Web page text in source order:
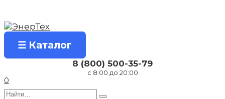
содержанию
☰ Каталог
8 (800) 500-35-79
с 8:00 до 20:00
0
Search